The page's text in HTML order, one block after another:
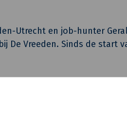
Utrecht en job-hunter
Vreeden. Sinds de start